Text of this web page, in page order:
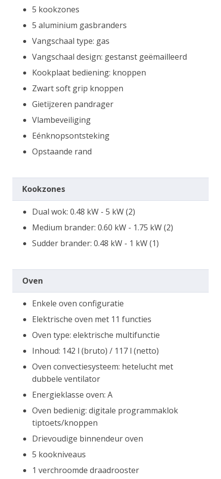
5 kookzones
5 aluminium gasbranders
Vangschaal type: gas
Vangschaal design: gestanst geëmailleerd
Kookplaat bediening: knoppen
Zwart soft grip knoppen
Gietijzeren pandrager
Vlambeveiliging
Eénknopsontsteking
Opstaande rand
Kookzones
Dual wok: 0.48 kW - 5 kW (2)
Medium brander: 0.60 kW - 1.75 kW (2)
Sudder brander: 0.48 kW - 1 kW (1)
Oven
Enkele oven configuratie
Elektrische oven met 11 functies
Oven type: elektrische multifunctie
Inhoud: 142 l (bruto) / 117 l (netto)
Oven convectiesysteem: hetelucht met
dubbele ventilator
Energieklasse oven: A
Oven bedienig: digitale programmaklok
tiptoets/knoppen
Drievoudige binnendeur oven
5 kookniveaus
1 verchroomde draadrooster